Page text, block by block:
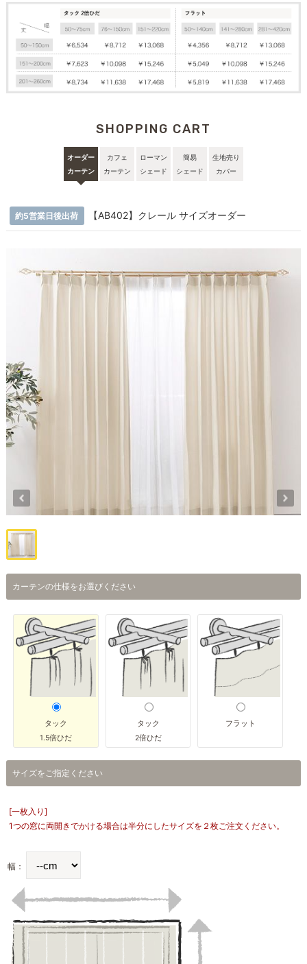
SHOPPING CART
オーダー
カーテン
カフェ
カーテン
ローマン
シェード
簡易
シェード
生地売り
カバー
約5営業日後出荷 【AB402】クレール サイズオーダー
カーテンの仕様をお選びください
タック
1.5倍ひだ
タック
2倍ひだ
フラット
サイズをご指定ください
[一枚入り]
1つの窓に両開きでかける場合は半分にしたサイズを２枚ご注文ください。
幅：